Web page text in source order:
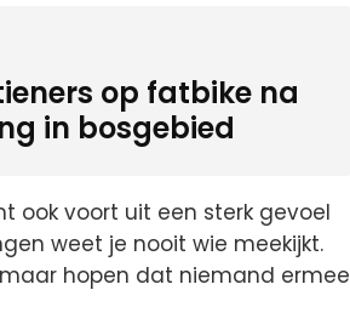
op fatbike na
in bosgebied
ook voort uit een sterk gevoel
weet je nooit wie meekijkt.
hopen dat niemand ermee